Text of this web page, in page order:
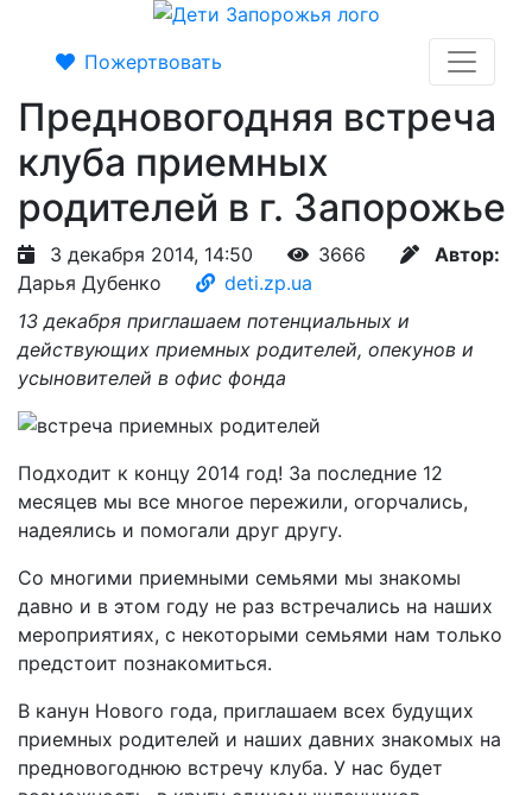
Пожертвовать
Предновогодняя встреча
клуба приемных
родителей в г. Запорожье
3 декабря 2014, 14:50 3666
Автор:
Дарья Дубенко
deti.zp.ua
13 декабря приглашаем потенциальных и
действующих приемных родителей, опекунов и
усыновителей в офис фонда
Подходит к концу 2014 год! За последние 12
месяцев мы все многое пережили, огорчались,
надеялись и помогали друг другу.
Со многими приемными семьями мы знакомы
давно и в этом году не раз встречались на наших
мероприятиях, с некоторыми семьями нам только
предстоит познакомиться.
В канун Нового года, приглашаем всех будущих
приемных родителей и наших давних знакомых на
предновогоднюю встречу клуба. У нас будет